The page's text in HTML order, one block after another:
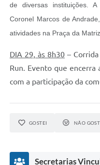
de diversas instituições.
Coronel Marcos de
atividades na Praça da Matriz.
DIA 29, às 8h30 –
Run. Evento que encerra
com a participação da
GOSTEI NÃO
Secretarias